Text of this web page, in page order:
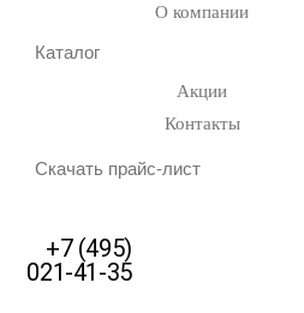
О компании
Каталог
Акции
Контакты
Скачать прайс-лист
+7 (495)
021-41-35